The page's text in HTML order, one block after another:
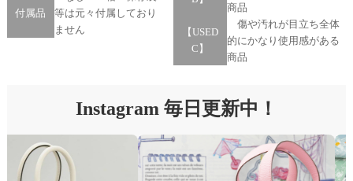
付属品
等は元々付属しており
ません
商品
【USED
C】
傷や汚れが目立ち全体
的にかなり使用感がある
商品
Instagram 毎日更新中！